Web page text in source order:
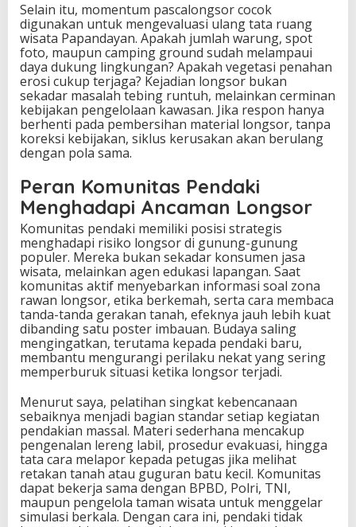
Selain itu, momentum pascalongsor cocok
digunakan untuk mengevaluasi ulang tata ruang
wisata Papandayan. Apakah jumlah warung, spot
foto, maupun camping ground sudah melampaui
daya dukung lingkungan? Apakah vegetasi penahan
erosi cukup terjaga? Kejadian longsor bukan
sekadar masalah tebing runtuh, melainkan cerminan
kebijakan pengelolaan kawasan. Jika respon hanya
berhenti pada pembersihan material longsor, tanpa
koreksi kebijakan, siklus kerusakan akan berulang
dengan pola sama.
Peran Komunitas Pendaki
Menghadapi Ancaman Longsor
Komunitas pendaki memiliki posisi strategis
menghadapi risiko longsor di gunung-gunung
populer. Mereka bukan sekadar konsumen jasa
wisata, melainkan agen edukasi lapangan. Saat
komunitas aktif menyebarkan informasi soal zona
rawan longsor, etika berkemah, serta cara membaca
tanda-tanda gerakan tanah, efeknya jauh lebih kuat
dibanding satu poster imbauan. Budaya saling
mengingatkan, terutama kepada pendaki baru,
membantu mengurangi perilaku nekat yang sering
memperburuk situasi ketika longsor terjadi.
Menurut saya, pelatihan singkat kebencanaan
sebaiknya menjadi bagian standar setiap kegiatan
pendakian massal. Materi sederhana mencakup
pengenalan lereng labil, prosedur evakuasi, hingga
tata cara melapor kepada petugas jika melihat
retakan tanah atau guguran batu kecil. Komunitas
dapat bekerja sama dengan BPBD, Polri, TNI,
maupun pengelola taman wisata untuk menggelar
simulasi berkala. Dengan cara ini, pendaki tidak